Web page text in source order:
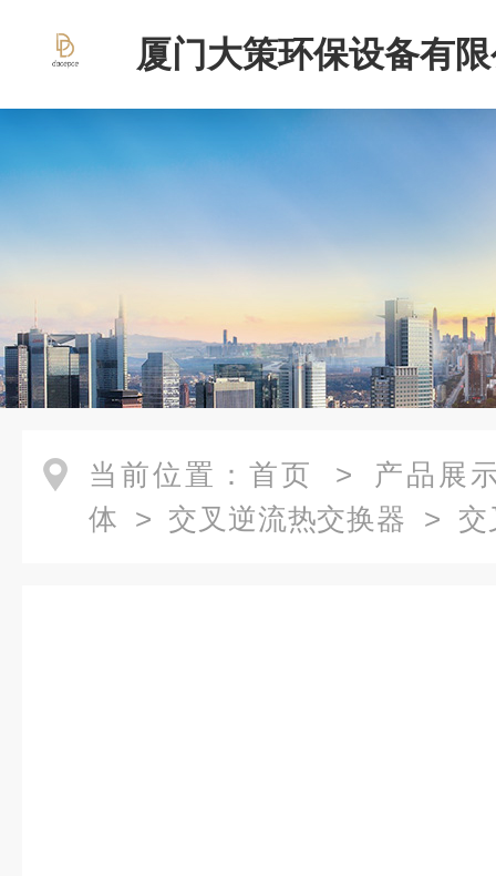
厦门大策环保设备有
当前位置： 首页 > 产品展
体 > 交叉逆流热交换器 > 交